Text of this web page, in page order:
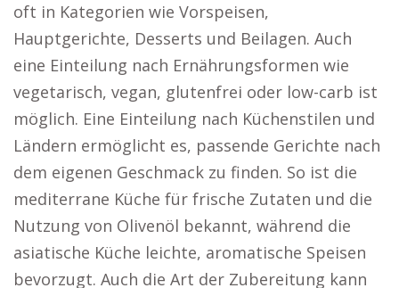
oft in Kategorien wie Vorspeisen,
Hauptgerichte, Desserts und Beilagen. Auch
eine Einteilung nach Ernährungsformen wie
vegetarisch, vegan, glutenfrei oder low-carb ist
möglich. Eine Einteilung nach Küchenstilen und
Ländern ermöglicht es, passende Gerichte nach
dem eigenen Geschmack zu finden. So ist die
mediterrane Küche für frische Zutaten und die
Nutzung von Olivenöl bekannt, während die
asiatische Küche leichte, aromatische Speisen
bevorzugt. Auch die Art der Zubereitung kann